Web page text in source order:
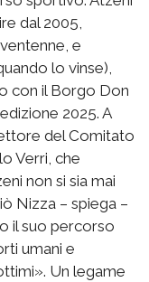
dal 2005,
e
lo vinse),
con il Borgo Don
2025. A
del Comitato
Verri, che
non si sia mai
Nizza – spiega –
il suo percorso
umani e
Un legame